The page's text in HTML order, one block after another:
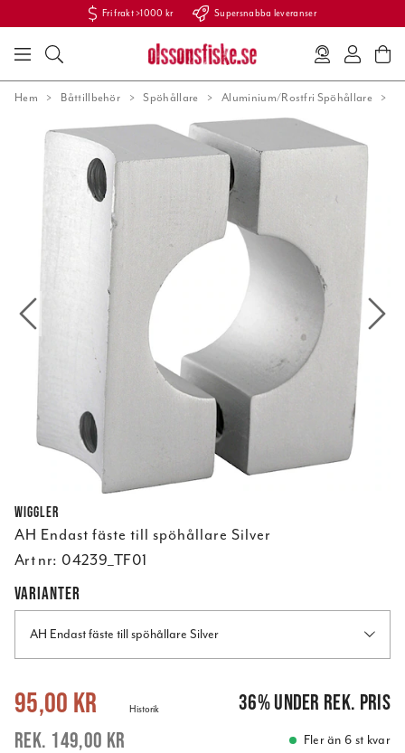
Fri frakt >1000 kr Supersnabba leveranser
Hem Båttillbehör Spöhållare Aluminium/Rostfri Spöhållare
Wiggler
AH Endast fäste till spöhållare Silver
Art nr: 04239_TF01
VARIANTER
AH Endast fäste till spöhållare Silver
Nuvarande pris: 149,00 kr
95,00 kr
149,00 kr
Historik 36%under rek. pris
Fler än 6 st kvar